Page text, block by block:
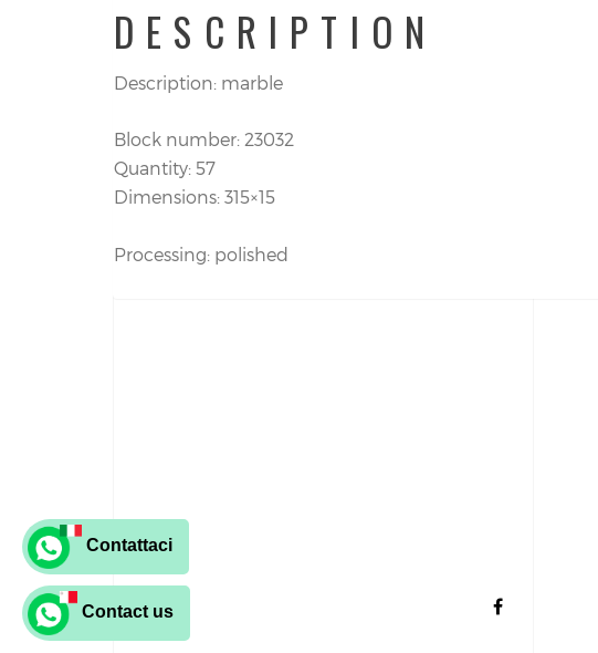
DESCRIPTION
Description: marble
Block number: 23032
Quantity: 57
Dimensions: 315×15
Processing: polished
Contattaci
Contact us